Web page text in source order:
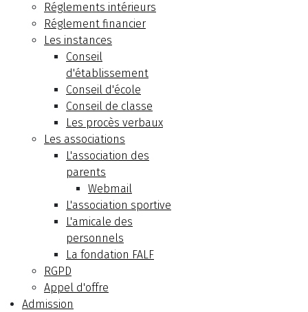
Réglements intérieurs
Réglement financier
Les instances
Conseil
d'établissement
Conseil d'école
Conseil de classe
Les procès verbaux
Les associations
L'association des
parents
Webmail
L'association sportive
L'amicale des
personnels
La fondation FALF
RGPD
Appel d'offre
Admission